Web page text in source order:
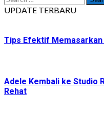
for:
UPDATE TERBARU
Tips Efektif Memasarkan
Adele Kembali ke Studio
Rehat